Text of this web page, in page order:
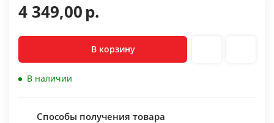
4 349,00р.
В корзину
В наличии
Способы получения товара